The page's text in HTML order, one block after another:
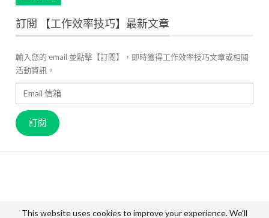
訂閱 【工作效率技巧】最新文章
輸入您的 email 並點擊【訂閱】，即時獲得工作效率技巧文章或相關
活動資訊。
Email
信
箱
訂閱
This website uses cookies to improve your experience. We'll